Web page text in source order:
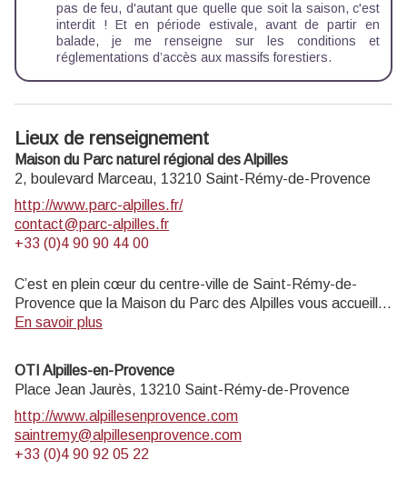
pas de feu, d'autant que quelle que soit la saison, c'est
interdit ! Et en période estivale, avant de partir en
balade, je me renseigne sur les conditions et
réglementations d’accès aux massifs forestiers.
Lieux de renseignement
Maison du Parc naturel régional des Alpilles
2, boulevard Marceau, 13210 Saint-Rémy-de-Provence
http://www.parc-alpilles.fr/
contact@parc-alpilles.fr
+33 (0)4 90 90 44 00
C’est en plein cœur du centre-ville de Saint-Rémy-de-
Provence que la Maison du Parc des Alpilles vous accueille
dans ses locaux entièrement rénovés. Ce nouveau lieu
du Parc mais dispose également d’un espace d’accueil du
public, de salles d’exposition. Véritable centre de
ressources des patrimoines du Parc, il a pour ambition de
faire rayonner les habitants, les visiteurs et les touristes sur
l’ensemble des 16 communes du Parc.
En savoir plus
OTI Alpilles-en-Provence
Place Jean Jaurès, 13210 Saint-Rémy-de-Provence
http://www.alpillesenprovence.com
saintremy@alpillesenprovence.com
+33 (0)4 90 92 05 22